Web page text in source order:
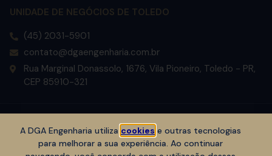
UNIDADE DE NEGÓCIOS DE TOLEDO
(45) 2031-5901
contato@dgaengenharia.com.br
Rua Marginal Donassolo, 1676, Vila Pioneiro, Toledo - PR,
CEP 85910-321
Copyright © DGA Engenharia 2023. Todos os direitos reservados.
A DGA Engenharia utiliza cookies e outras tecnologias
para melhorar a sua experiência. Ao continuar